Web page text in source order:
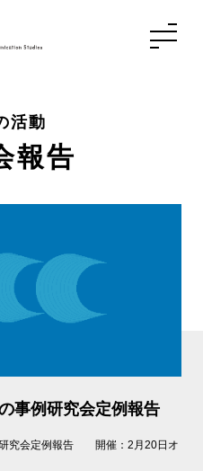
活動
報告
事例研究会定例報告
研究会定例報告 開催：2月20日オ